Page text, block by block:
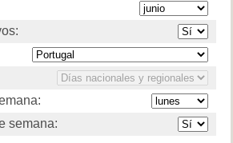
semana: